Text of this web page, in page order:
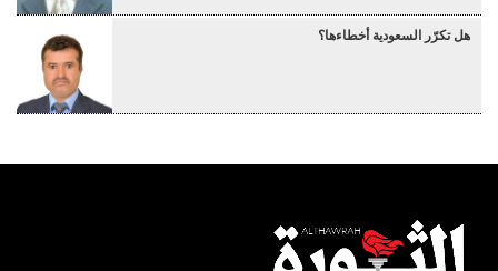
هل تكرّر السعودية أخطاءها؟